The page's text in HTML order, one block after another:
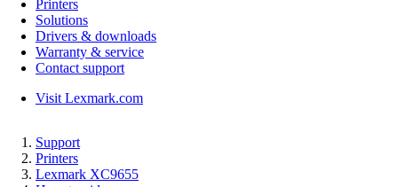
Printers
Solutions
Drivers & downloads
Warranty & service
Contact support
Visit Lexmark.com
Support
Printers
Lexmark XC9655